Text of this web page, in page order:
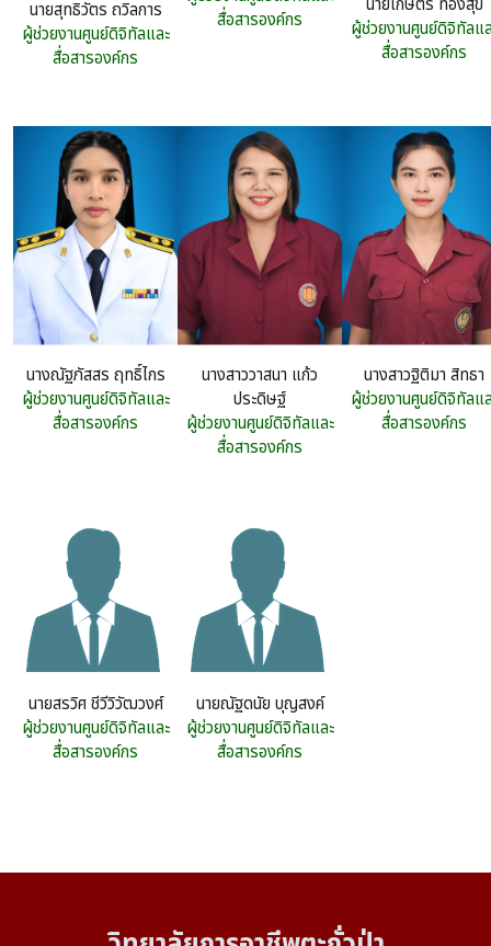
นายสุทธิวัตร ถวิลการ
ผู้ช่วยงานศูนย์ดิจิทัลและ
สื่อสารองค์กร
สื่อสารองค์กร
นายเกษตร ทองสุข
ผู้ช่วยงานศูนย์ดิจิทัลแ
สื่อสารองค์กร
นางณัฐภัสสร ฤทธิ์ไกร
ผู้ช่วยงานศูนย์ดิจิทัลและ
สื่อสารองค์กร
นางสาววาสนา แก้ว
ประดิษฐ์
ผู้ช่วยงานศูนย์ดิจิทัลและ
สื่อสารองค์กร
นางสาวฐิติมา สิทธา
ผู้ช่วยงานศูนย์ดิจิทัลแ
สื่อสารองค์กร
นายสรวิศ ชีวีวิวัฒวงศ์
ผู้ช่วยงานศูนย์ดิจิทัลและ
สื่อสารองค์กร
นายณัฐดนัย บุญสงค์
ผู้ช่วยงานศูนย์ดิจิทัลและ
สื่อสารองค์กร